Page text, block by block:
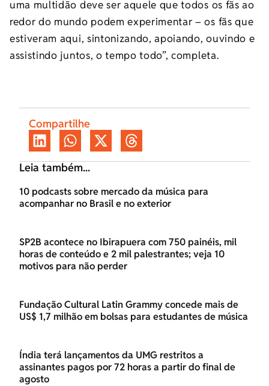
uma multidão deve ser aquele que todos os fãs ao
redor do mundo podem experimentar – os fãs que
estiveram aqui, sintonizando, apoiando, ouvindo e
assistindo juntos, o tempo todo”, completa.
Compartilhe
Leia também...
10 podcasts sobre mercado da música para
acompanhar no Brasil e no exterior
SP2B acontece no Ibirapuera com 750 painéis, mil
horas de conteúdo e 2 mil palestrantes; veja 10
motivos para não perder
Fundação Cultural Latin Grammy concede mais de
US$ 1,7 milhão em bolsas para estudantes de música
Índia terá lançamentos da UMG restritos a
assinantes pagos por 72 horas a partir do final de
agosto